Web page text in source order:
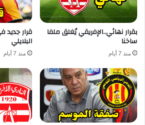
بقرار نهائي..الإفريقي يُغلق ملفا
ساخنا
منذ 7 أيام
قرار جديد
البلايلي
منذ 7 أيام